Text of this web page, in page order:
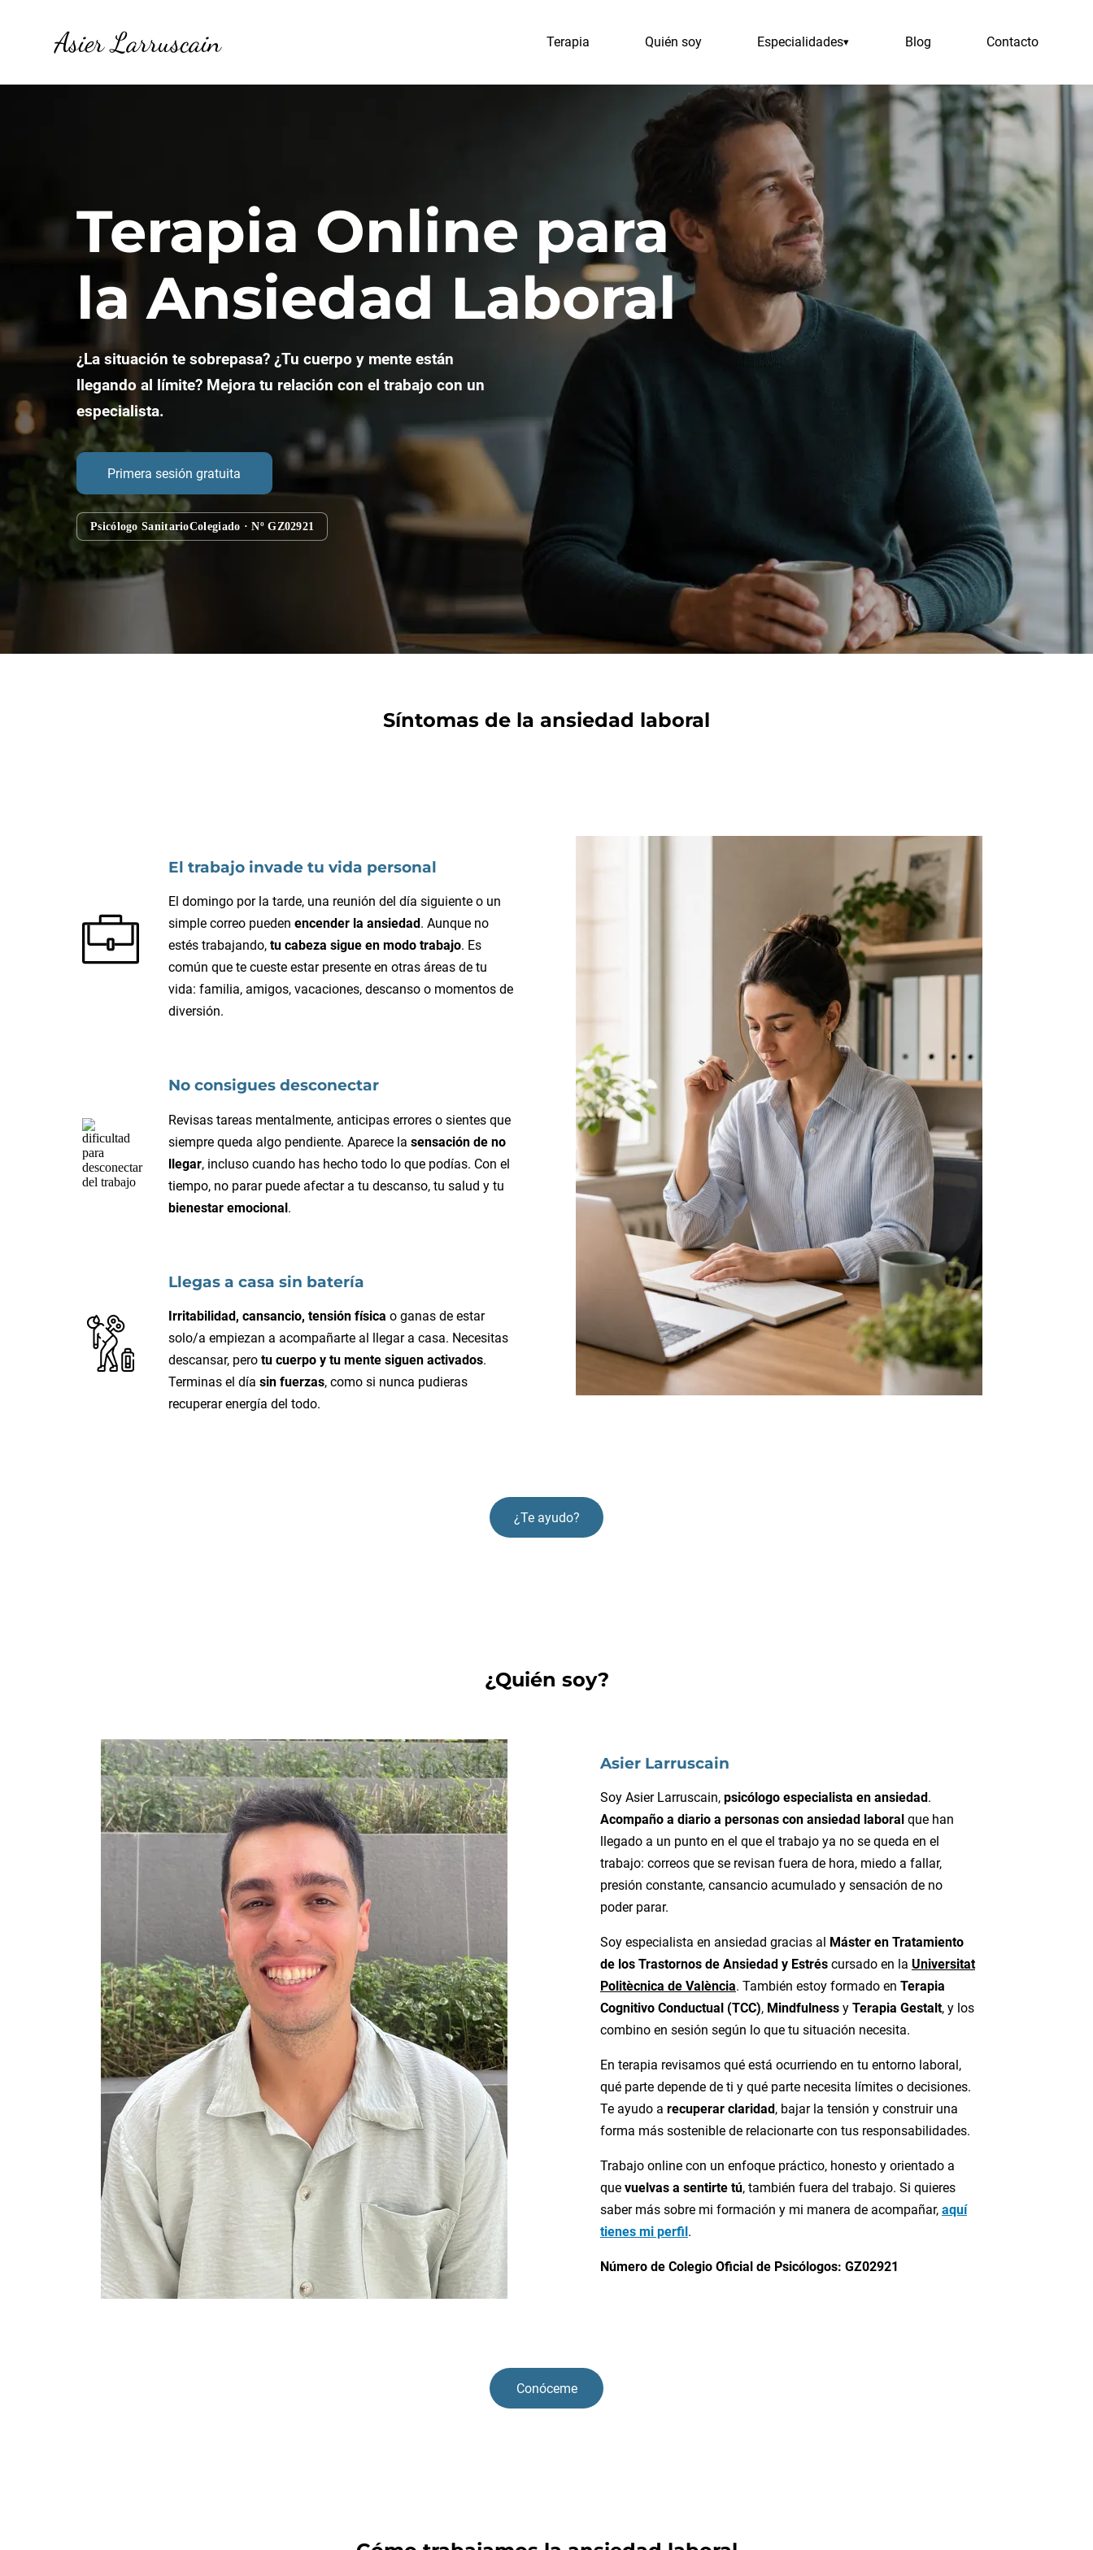
Asier Larruscain Terapia Quién soy Especialidades▾ Blog Contacto
Terapia Online para
la Ansiedad Laboral
¿La situación te sobrepasa? ¿Tu cuerpo y mente están
llegando al límite? Mejora tu relación con el trabajo con un
especialista.
Primera sesión gratuita
Psicólogo SanitarioColegiado · Nº GZ02921
Síntomas de la ansiedad laboral
El trabajo invade tu vida personal
El domingo por la tarde, una reunión del día siguiente o un
simple correo puedenencender la ansiedad . Aunque no
estés trabajando,tu cabeza sigue en modo trabajo. Es
común que te cueste estar presente en otras áreas de tu
vida: familia, amigos, vacaciones, descanso o momentos de
diversión.
No consigues desconectar
Revisas tareas mentalmente, anticipas errores o sientes que
siempre queda algo pendiente. Aparece lasensación de no
llegar, incluso cuando has hecho todo lo que podías. Con el
tiempo, no parar puede afectar a tu descanso, tu salud y tu
bienestar emocional.
Llegas a casa sin batería
Irritabilidad, cansancio, tensión física o ganas de estar
solo/a empiezan a acompañarte al llegar a casa. Necesitas
descansar, perotu cuerpo y tu mente siguen activados.
Terminas el díasin fuerzas, como si nunca pudieras
recuperar energía del todo.
¿Te ayudo?
¿Quién soy?
Asier Larruscain
Soy Asier Larruscain, psicólogo especialista en ansiedad .
Acompaño a diario a personas con ansiedad laboral que han
llegado a un punto en el que el trabajo ya no se queda en el
trabajo: correos que se revisan fuera de hora, miedo a fallar,
presión constante, cansancio acumulado y sensación de no
poder parar.
Soy especialista en ansiedad gracias al
Máster en Tratamiento
de los Trastornos de Ansiedad y Estréscursado en la Universitat
Politècnica de València. También estoy formado en Terapia
Cognitivo Conductual (TCC), Mindfulnessy Terapia Gestalt, y los
combino en sesión según lo que tu situación necesita.
En terapia revisamos qué está ocurriendo en tu entorno laboral,
qué parte depende de ti y qué parte necesita límites o decisiones.
Te ayudo a recuperar claridad , bajar la tensión y construir una
forma más sostenible de relacionarte con tus responsabilidades.
Trabajo online con un enfoque práctico, honesto y orientado a
que vuelvas a sentirte tú, también fuera del trabajo. Si quieres
saber más sobre mi formación y mi manera de acompañar, aquí
tienes mi perfil .
Número de Colegio Oficial de Psicólogos: GZ02921
Conóceme